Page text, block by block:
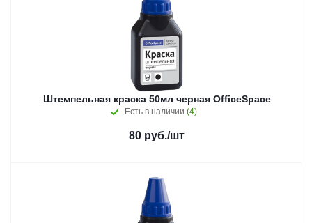
Штемпельная краска 50мл черная OfficeSpace
Есть в наличии (4)
80 руб./шт